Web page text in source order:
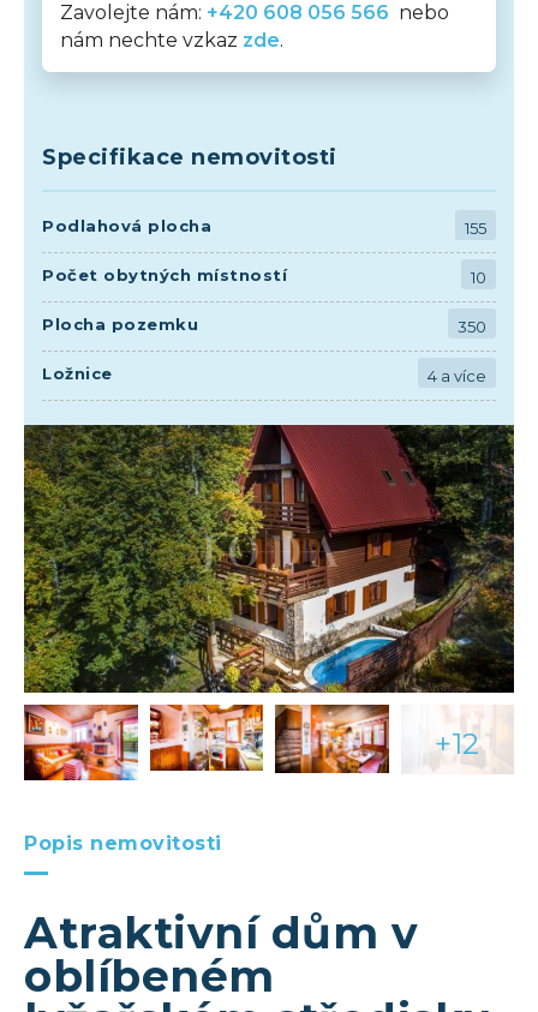
+12
Popis nemovitosti
Atraktivní dům v
oblíbeném
Zavolejte nám: +420 608 056 566 nebo
nám nechte vzkaz zde.
Specifikace nemovitosti
Podlahová plocha 155
Počet obytných místností 10
Plocha pozemku 350
Ložnice 4 a více